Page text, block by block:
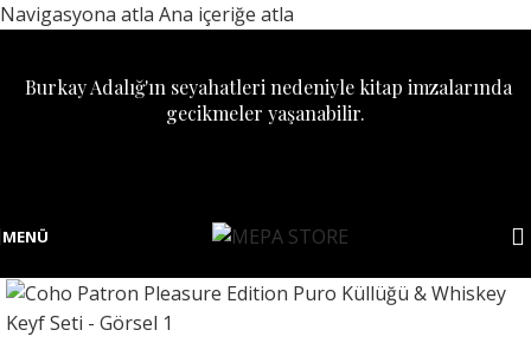
Navigasyona atla Ana içeriğe atla
Burkay Adalığ'ın seyahatleri nedeniyle kitap imzalarında
gecikmeler yaşanabilir.
MENÜ